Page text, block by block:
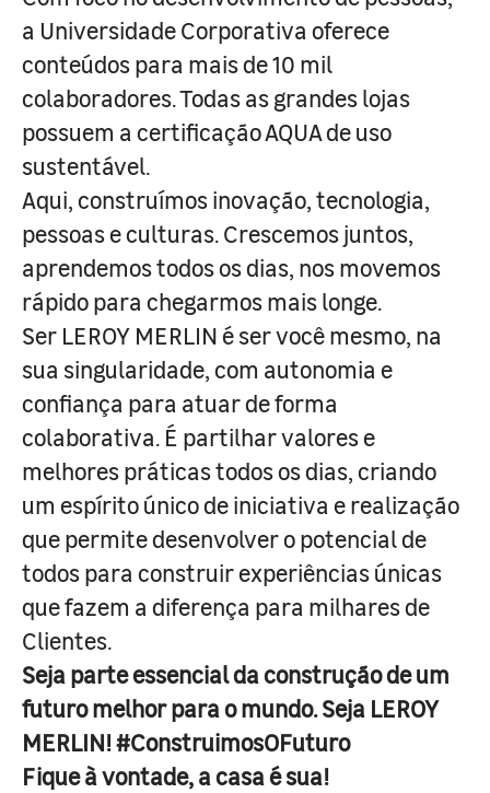
a Universidade Corporativa oferece
conteúdos para mais de 10 mil
colaboradores. Todas as grandes lojas
possuem a certificação AQUA de uso
sustentável.
Aqui, construímos inovação, tecnologia,
pessoas e culturas. Crescemos juntos,
aprendemos todos os dias, nos movemos
rápido para chegarmos mais longe.
Ser LEROY MERLIN é ser você mesmo, na
sua singularidade, com autonomia e
confiança para atuar de forma
colaborativa. É partilhar valores e
melhores práticas todos os dias, criando
um espírito único de iniciativa e realização
que permite desenvolver o potencial de
todos para construir experiências únicas
que fazem a diferença para milhares de
Clientes.
Seja parte essencial da construção de um
futuro melhor para o mundo. Seja LEROY
MERLIN! #ConstruimosOFuturo
Fique à vontade, a casa é sua!